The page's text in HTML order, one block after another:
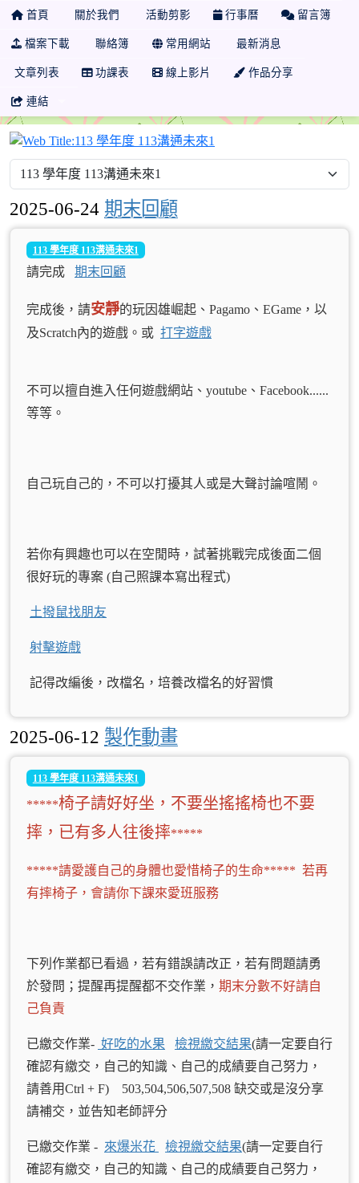
首頁 關於我們 活動剪影 行事曆 留言簿
檔案下載 聯絡簿 常用網站 最新消息
文章列表 功課表 線上影片 作品分享
連結
2025-06-24 期末回顧
113 學年度 113溝通未來1
請完成 期末回顧
完成後，請安靜的玩因雄崛起、Pagamo、EGame，以
及Scratch內的遊戲。或 打字遊戲
不可以擅自進入任何遊戲網站、youtube、Facebook......
等等。
自己玩自己的，不可以打擾其人或是大聲討論喧鬧。
若你有興趣也可以在空閒時，試著挑戰完成後面二個
很好玩的專案 (自己照課本寫出程式)
土撥鼠找朋友
射擊遊戲
記得改編後，改檔名，培養改檔名的好習慣
2025-06-12 製作動畫
113 學年度 113溝通未來1
*****椅子請好好坐，不要坐搖搖椅也不要
摔，已有多人往後摔*****
*****請愛護自己的身體也愛惜椅子的生命***** 若再
有摔椅子，會請你下課來愛班服務
下列作業都已看過，若有錯誤請改正，若有問題請勇
於發問；提醒再提醒都不交作業， 期末分數不好請自
己負責
已繳交作業- 好吃的水果 檢視繳交結果(請一定要自行
確認有繳交，自己的知識、自己的成績要自己努力，
請善用Ctrl + F) 503,504,506,507,508 缺交或是沒分享
請補交，並告知老師評分
已繳交作業 - 來爆米花 檢視繳交結果(請一定要自行
確認有繳交，自己的知識、自己的成績要自己努力，